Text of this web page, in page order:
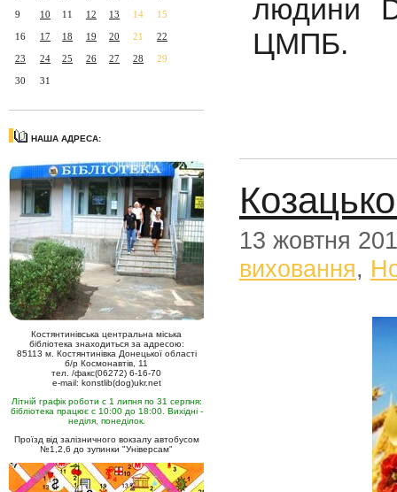
9 10 11 12 13 14 15
16 17 18 19 20 21 22
23 24 25 26 27 28 29
30 31
НАША АДРЕСА:
Костянтинівська центральна міська
бібліотека знаходиться за адресою:
85113 м. Костянтинівка Донецької області
б/р Космонавтів, 11
тел. /факс(06272) 6-16-70
e-mail: konstlib(dog)ukr.net
Літній графік роботи с 1 липня по 31 серпня:
бібліотека працює с 10:00 до 18:00. Вихідні -
неділя, понеділок.
Проїзд від залізничного вокзалу автобусом
№1,2,6 до зупинки "Універсам"
людини
ЦМПБ.
13 жовтня
виховання,